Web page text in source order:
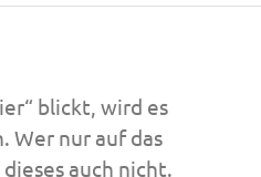
blickt, wird es
Wer nur auf das
auch nicht.